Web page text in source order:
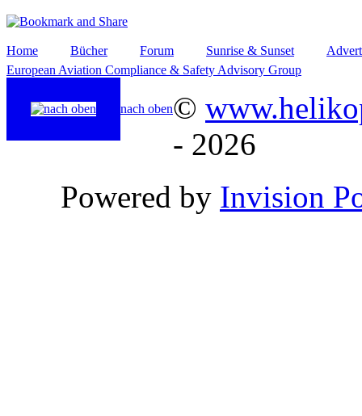
Home Bücher Forum Sunrise & Sunset
European Aviation Compliance & Safety Advisory Group
nach oben©
- 2026
Powered by Invision